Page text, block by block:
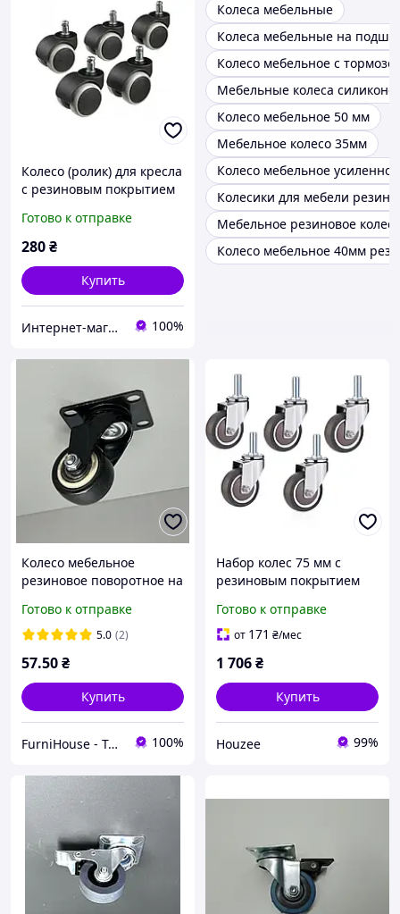
Колесо (ролик) для кресла
с резиновым покрытием
Готово к отправке
280₴
Купить
Интернет-магазин офисной и детской мебели "Ка-Маркет" 100%
Колеса мебельные
Колеса мебельные на
Колесо мебельное с
Мебельные колеса
Колесо мебельное 50 мм
Мебельное колесо 35мм
Колесо мебельное усиленное
Колесики для мебели
Мебельное резиновое колесо
Колесо мебельное 40мм
Колесо мебельное
резиновое поворотное на
62мм Ролик усиленный с
подшипником для тумб,
Готово к отправке
5.0 (2)
57.50₴
Купить
FurniHouse - Товары для дома и сада 100%
Набор колес 75 мм с
резиновым покрытием
усиленные поворотные с
тормозом
Готово к отправке
от 171 ₴/мес
1 706₴
Купить
Houzee 99%